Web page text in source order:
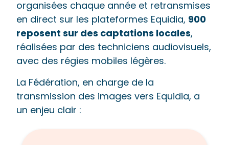
organisées chaque année et retransmises
en direct sur les plateformes Equidia, 900
reposent sur des captations locales,
réalisées par des techniciens audiovisuels,
avec des régies mobiles légères.
La Fédération, en charge de la
transmission des images vers Equidia, a
un enjeu clair :